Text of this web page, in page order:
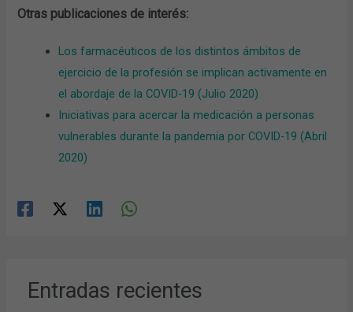
Otras publicaciones de interés:
Los farmacéuticos de los distintos ámbitos de
ejercicio de la profesión se implican activamente en
el abordaje de la COVID-19 (Julio 2020)
Iniciativas para acercar la medicación a personas
vulnerables durante la pandemia por COVID-19 (Abril
2020)
Entradas recientes